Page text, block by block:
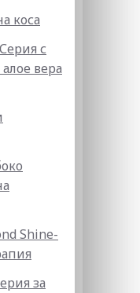
коса
с
вера
Shine-
за